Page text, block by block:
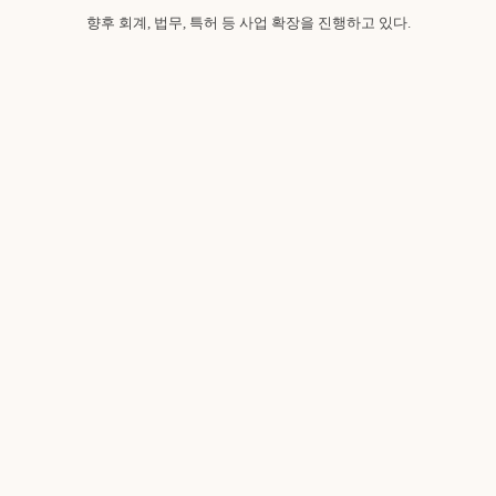
향후 회계, 법무, 특허 등 사업 확장을 진행하고 있다.